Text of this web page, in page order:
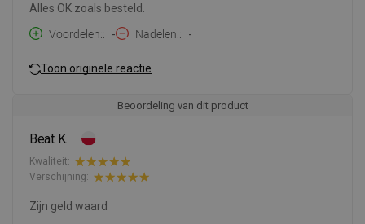
Alles OK zoals besteld.
Voordelen:
- Nadelen: -
Toon originele reactie
Beoordeling van dit product
Beat K.
Kwaliteit:
Verschijning:
Zijn geld waard